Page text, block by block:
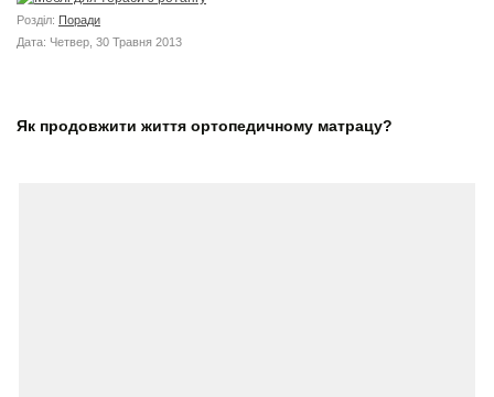
Розділ: Поради
Дата: Четвер, 30 Травня 2013
Як продовжити життя ортопедичному матрацу?